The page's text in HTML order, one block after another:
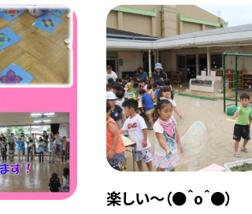
楽しい〜（●＾o＾●）